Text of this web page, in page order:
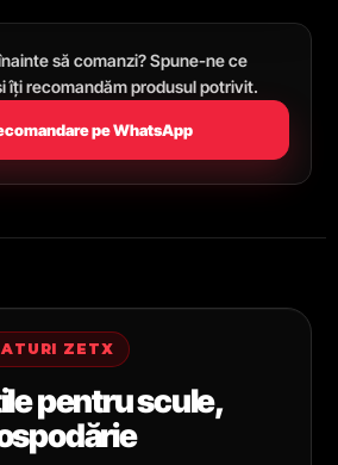
să comanzi? Spune-ne ce
îți recomandăm produsul potrivit.
pe WhatsApp
ZETX
pentru scule,